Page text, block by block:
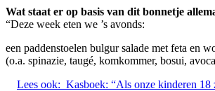
Wat staat er op basis van dit bonnetje
“Deze week eten we ’s avonds:
een paddenstoelen bulgur salade met feta en
(o.a. spinazie, taugé, komkommer, bosui,
Lees ook: Kasboek: “Als onze kinderen 18